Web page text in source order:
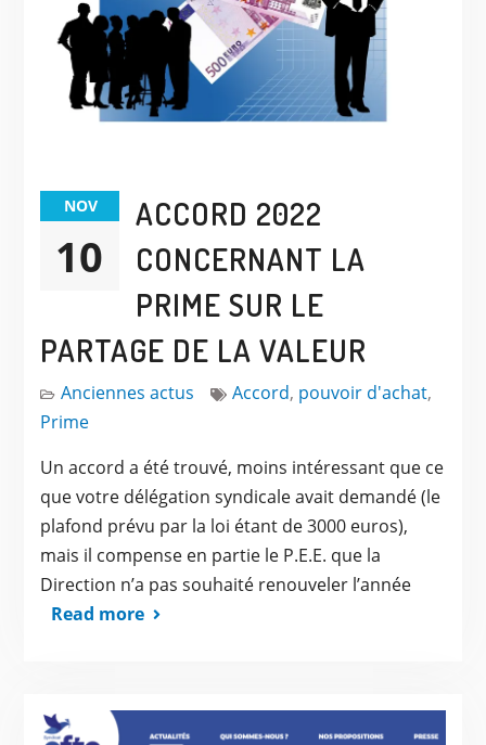
NOV
10
ACCORD 2022
CONCERNANT LA
PRIME SUR LE
PARTAGE DE LA VALEUR
Anciennes actus Accord, pouvoir d'achat,
Prime
Un accord a été trouvé, moins intéressant que ce
que votre délégation syndicale avait demandé (le
plafond prévu par la loi étant de 3000 euros),
mais il compense en partie le P.E.E. que la
Direction n’a pas souhaité renouveler l’année
Read more